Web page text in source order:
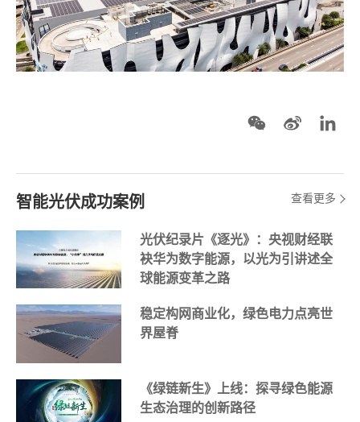
智能光伏成功案例 查看更多
光伏纪录片《逐光》：央视财经联
袂华为数字能源，以光为引讲述全
球能源变革之路
稳定构网商业化，绿色电力点亮世
界屋脊
《绿链新生》上线：探寻绿色能源
生态治理的创新路径